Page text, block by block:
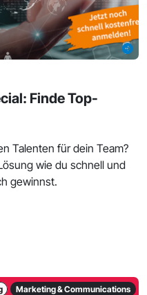
Finde Top-
Talenten für dein Team?
wie du schnell und
gewinnst.
Marketing & Communications